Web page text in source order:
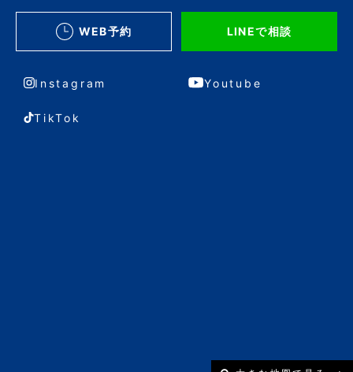
WEB予約 LINEで相談
Instagram Youtube
TikTok